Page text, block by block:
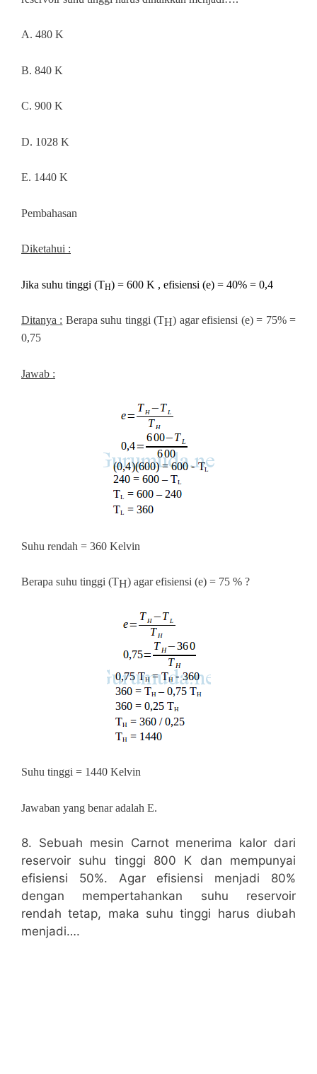
A. 480 K
B. 840 K
C. 900 K
D. 1028 K
E. 1440 K
Pembahasan
Diketahui :
Jika suhu tinggi (TH) = 600 K , efisiensi (e) = 40% = 0,4
Ditanya : Berapa suhu tinggi (TH) agar efisiensi (e) = 75% =
0,75
Jawab :
Suhu rendah = 360 Kelvin
Berapa suhu tinggi (TH) agar efisiensi (e) = 75 % ?
Suhu tinggi = 1440 Kelvin
Jawaban yang benar adalah E.
8. Sebuah mesin Carnot menerima kalor dari
reservoir suhu tinggi 800 K dan mempunyai
efisiensi 50%. Agar efisiensi menjadi 80%
dengan mempertahankan suhu reservoir
rendah tetap, maka suhu tinggi harus diubah
menjadi….